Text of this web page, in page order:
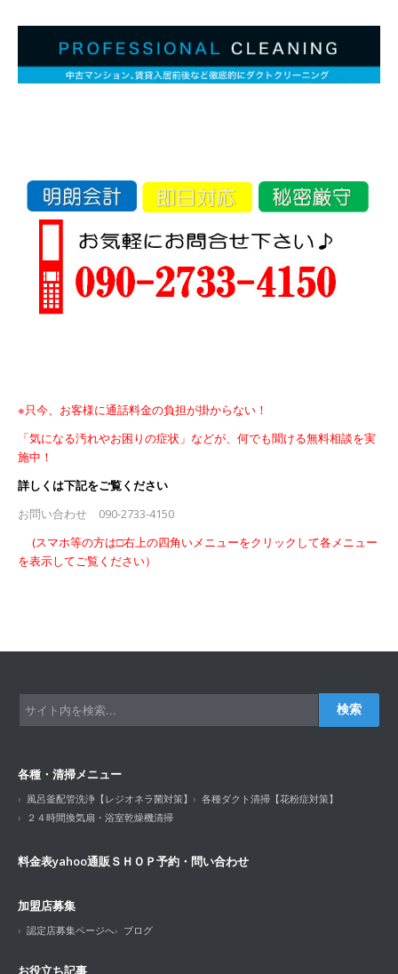
※只今、お客様に通話料金の負担が掛からない！
「気になる汚れやお困りの症状」などが、何でも聞ける無料相談を実
施中！
詳しくは下記をご覧ください
お問い合わせ 090-2733-4150
(スマホ等の方は□右上の四角いメニューをクリックして各メニュー
を表示してご覧ください）
検索
各種・清掃メニュー
風呂釜配管洗浄【レジオネラ菌対策】
各種ダクト清掃【花粉症対策】
２４時間換気扇・浴室乾燥機清掃
料金表yahoo通販ＳＨＯＰ予約・問い合わせ
加盟店募集
認定店募集ページへ ブログ
お役立ち記事